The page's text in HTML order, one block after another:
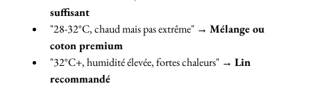
suffisant
"28-32°C, chaud mais pas extrême" → Mélange ou
coton premium
"32°C+, humidité élevée, fortes chaleurs" → Lin
recommandé